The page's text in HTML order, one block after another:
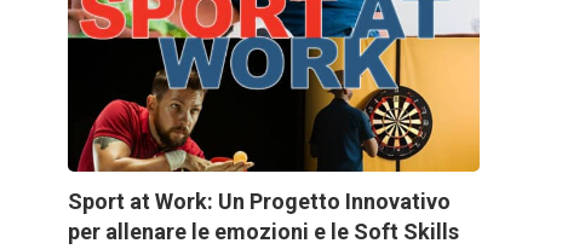
Sport at Work: Un Progetto Innovativo
per allenare le emozioni e le Soft Skills